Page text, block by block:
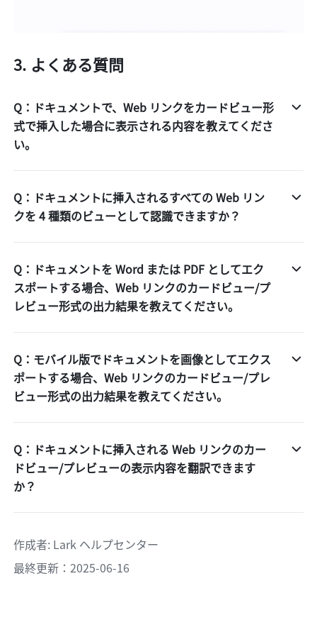
よくある質問
Q：ドキュメントで、Web リンクをカードビュー形
式で挿入した場合に表示される内容を教えてくださ
い。
Q：ドキュメントに挿入されるすべての Web リン
クを 4 種類のビューとして認識できますか？
Q：ドキュメントを Word または PDF としてエク
スポートする場合、Web リンクのカードビュー/プ
レビュー形式の出力結果を教えてください。
Q：モバイル版でドキュメントを画像としてエクス
ポートする場合、Web リンクのカードビュー/プレ
ビュー形式の出力結果を教えてください。
Q：ドキュメントに挿入される Web リンクのカー
ドビュー/プレビューの表示内容を翻訳できます
か？
作成者: Lark ヘルプセンター
最終更新：2025-06-16